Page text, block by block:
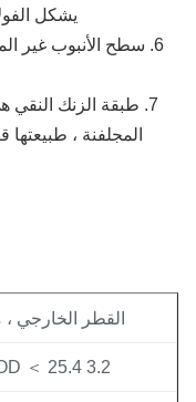
يشكل الفولاذ
6. سطح الأنبوب غير
7. طبقة الزنك النقي هي
المجلفنة ، طبيعتها
القطر الخارجي ، مم